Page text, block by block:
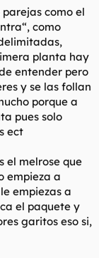
de la mujer
¿Qué nos
pululan por allí,
nivel? A ver si
mierda del
como el
como
planta hay
entender pero
y se las follan
porque a
pues solo
ect
el melrose que
empieza a
empiezas a
el paquete y
garitos eso si,